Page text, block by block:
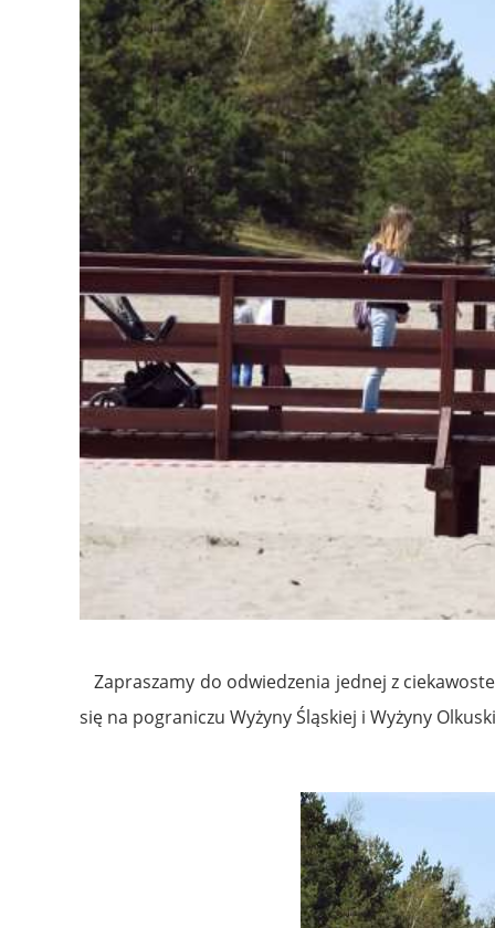
Zapraszamy do odwiedzenia jednej z
się na pograniczu Wyżyny Śląskiej i Wyżyny